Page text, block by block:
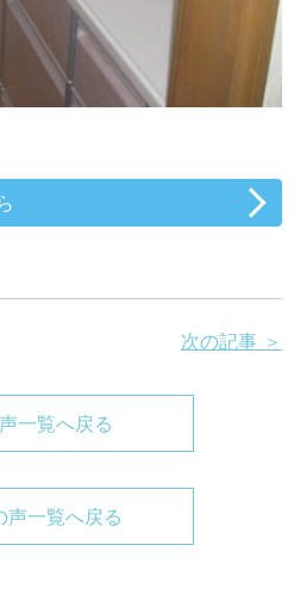
次の記事 ＞
一覧へ戻る
声一覧へ戻る